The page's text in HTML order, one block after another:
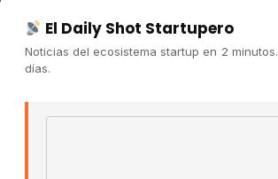
Contacto
Publicidad
El Daily Shot Startupero
Noticias del ecosistema startup en 2
días.